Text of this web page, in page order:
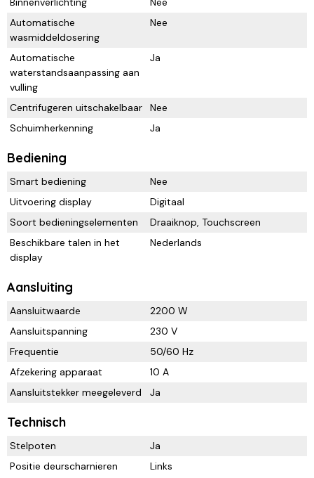
Automatische
wasmiddeldosering
Nee
Automatische
waterstandsaanpassing aan
vulling
Ja
Centrifugeren uitschakelbaar
Nee
Schuimherkenning
Ja
Bediening
Smart bediening
Nee
Uitvoering display
Digitaal
Soort bedieningselementen
Draaiknop, Touchscreen
Beschikbare talen in het
display
Nederlands
Aansluiting
Aansluitwaarde
2200 W
Aansluitspanning
230 V
Frequentie
50/60 Hz
Afzekering apparaat
10 A
Aansluitstekker meegeleverd
Ja
Technisch
Stelpoten
Ja
Positie deurscharnieren
Links